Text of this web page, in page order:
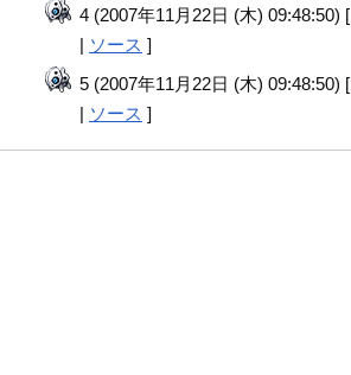
4 (2007年11月22日 (木) 09:48:50) [
| ソース ]
5 (2007年11月22日 (木) 09:48:50) [
| ソース ]